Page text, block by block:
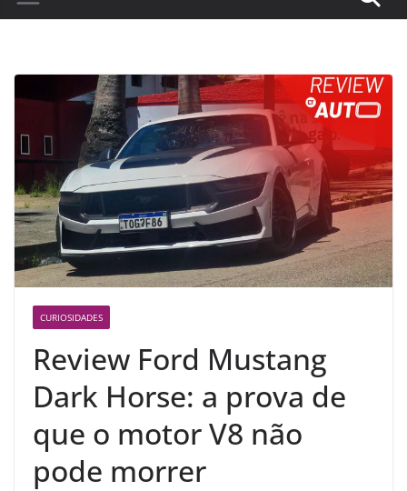
CURIOSIDADES
Review Ford Mustang
Dark Horse: a prova de
que o motor V8 não
pode morrer